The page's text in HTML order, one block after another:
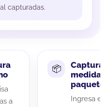
capturadas.
a
Captura
medidas
paquete
Ingresa el